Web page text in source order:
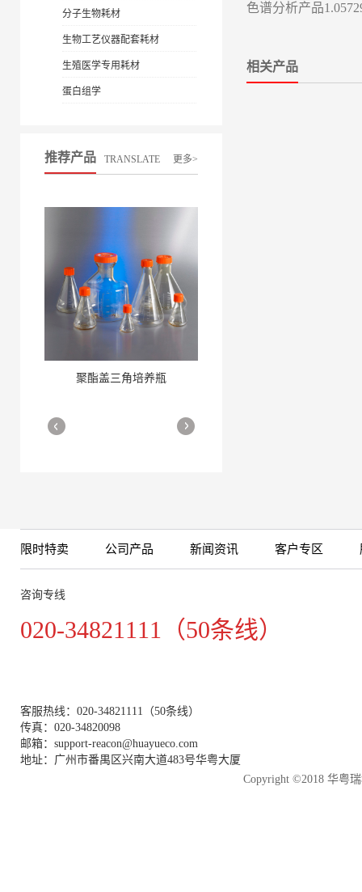
分子生物耗材
生物工艺仪器配套耗材
生殖医学专用耗材
蛋白组学
推荐产品 TRANSLATE 更多>
聚酯盖三角培养瓶
细胞培养瓶
More
色谱分析产品
相关产品
限时特卖 公司产品 新闻资讯 客户专区
咨询专线
020-34821111（50条线）
客服热线：020-34821111（50条线）
传真：020-34820098
邮箱：support-reacon@huayueco.com
地址：广州市番禺区兴南大道483号华粤大厦
Copyright ©2018 华粤